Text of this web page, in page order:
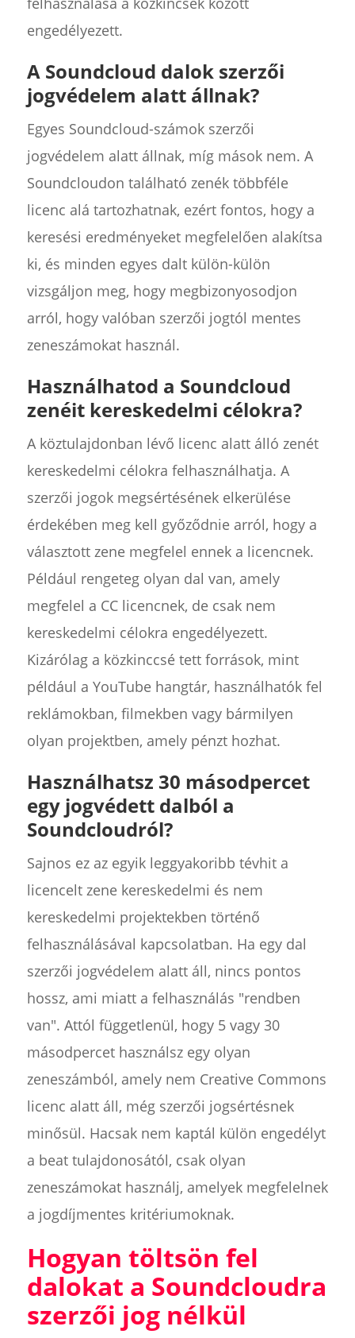
engedélyezett.
A Soundcloud dalok szerzői
jogvédelem alatt állnak?
Egyes Soundcloud-számok szerzői
jogvédelem alatt állnak, míg mások nem. A
Soundcloudon található zenék többféle
licenc alá tartozhatnak, ezért fontos, hogy a
keresési eredményeket megfelelően alakítsa
ki, és minden egyes dalt külön-külön
vizsgáljon meg, hogy megbizonyosodjon
arról, hogy valóban szerzői jogtól mentes
zeneszámokat használ.
Használhatod a Soundcloud
zenéit kereskedelmi célokra?
A köztulajdonban lévő licenc alatt álló zenét
kereskedelmi célokra felhasználhatja. A
szerzői jogok megsértésének elkerülése
érdekében meg kell győződnie arról, hogy a
választott zene megfelel ennek a licencnek.
Például rengeteg olyan dal van, amely
megfelel a CC licencnek, de csak nem
kereskedelmi célokra engedélyezett.
Kizárólag a közkinccsé tett források, mint
például a YouTube hangtár, használhatók fel
reklámokban, filmekben vagy bármilyen
olyan projektben, amely pénzt hozhat.
Használhatsz 30 másodpercet
egy jogvédett dalból a
Soundcloudról?
Sajnos ez az egyik leggyakoribb tévhit a
licencelt zene kereskedelmi és nem
kereskedelmi projektekben történő
felhasználásával kapcsolatban. Ha egy dal
szerzői jogvédelem alatt áll, nincs pontos
hossz, ami miatt a felhasználás "rendben
van". Attól függetlenül, hogy 5 vagy 30
másodpercet használsz egy olyan
zeneszámból, amely nem Creative Commons
licenc alatt áll, még szerzői jogsértésnek
minősül. Hacsak nem kaptál külön engedélyt
a beat tulajdonosától, csak olyan
zeneszámokat használj, amelyek megfelelnek
a jogdíjmentes kritériumoknak.
Hogyan töltsön fel
dalokat a Soundcloudra
szerzői jog nélkül